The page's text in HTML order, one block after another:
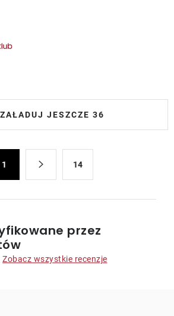
ZAŁADUJ JESZCZE 36
1 14
przez
Zobacz wszystkie recenzje